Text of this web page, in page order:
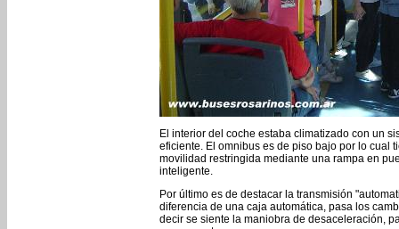
El interior del coche estaba climatizado con un
eficiente. El omnibus es de piso bajo por lo cual
movilidad restringida mediante una rampa en
inteligente.
Por último es de destacar la transmisión
diferencia de una caja automática, pasa los
decir se siente la maniobra de desaceleración,